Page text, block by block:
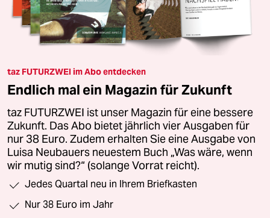
taz FUTURZWEI im Abo entdecken
Endlich mal ein Magazin für Zukunft
taz FUTURZWEI ist unser Magazin für eine bessere
Zukunft. Das Abo bietet jährlich vier Ausgaben für
nur 38 Euro. Zudem erhalten Sie eine Ausgabe von
Luisa Neubauers neuestem Buch „Was wäre, wenn
wir mutig sind?“ (solange Vorrat reicht).
Jedes Quartal neu in Ihrem Briefkasten
Nur 38 Euro im Jahr